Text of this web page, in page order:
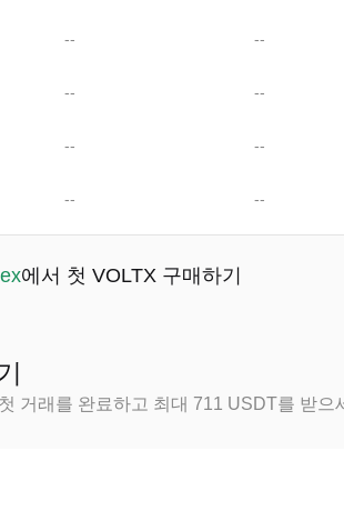
-- --
-- --
-- --
-- --
에서 첫 VOLTX 구매하기
거래를 완료하고 최대 711 USDT를 받으